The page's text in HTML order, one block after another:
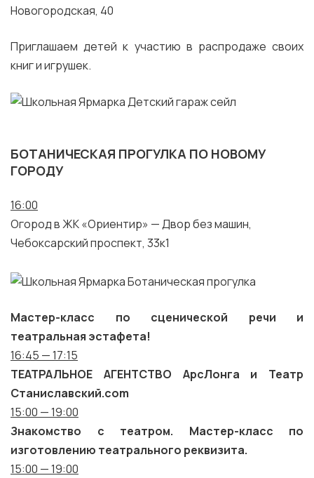
Новогородская, 40
Приглашаем детей к участию в распродаже своих
книг и игрушек.
БОТАНИЧЕСКАЯ ПРОГУЛКА ПО НОВОМУ
ГОРОДУ
16:00
Огород в ЖК «Ориентир» — Двор без машин,
Чебоксарский проспект, 33к1
Мастер-класс по сценической речи и
театральная эстафета!
16:45 — 17:15
ТЕАТРАЛЬНОЕ АГЕНТСТВО АрсЛонга и Театр
Станиславский.com
15:00 — 19:00
Знакомство с театром. Мастер-класс по
изготовлению театрального реквизита.
15:00 — 19:00